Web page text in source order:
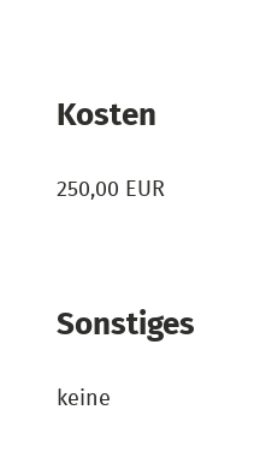
Kosten
250,00 EUR
Sonstiges
keine